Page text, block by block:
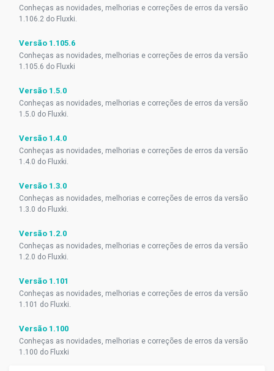
Conheças as novidades, melhorias e correções de erros da versão
1.106.2 do Fluxki.
Versão 1.105.6
Conheças as novidades, melhorias e correções de erros da versão
1.105.6 do Fluxki
Versão 1.5.0
Conheças as novidades, melhorias e correções de erros da versão
1.5.0 do Fluxki.
Versão 1.4.0
Conheças as novidades, melhorias e correções de erros da versão
1.4.0 do Fluxki.
Versão 1.3.0
Conheças as novidades, melhorias e correções de erros da versão
1.3.0 do Fluxki.
Versão 1.2.0
Conheças as novidades, melhorias e correções de erros da versão
1.2.0 do Fluxki.
Versão 1.101
Conheças as novidades, melhorias e correções de erros da versão
1.101 do Fluxki.
Versão 1.100
Conheças as novidades, melhorias e correções de erros da versão
1.100 do Fluxki